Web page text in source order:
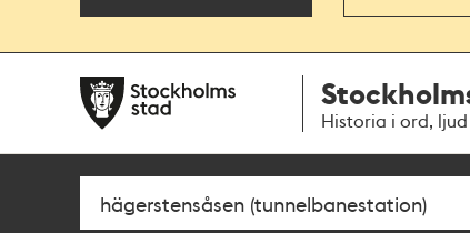
navigationen
huvudinnehållet
Historia i ord,
Sök